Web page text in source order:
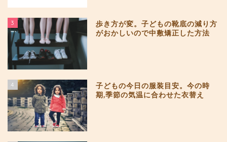
3
歩き方が変。子どもの靴底の減り方
がおかしいので中敷矯正した方法
4
子どもの今日の服装目安。今の時
期,季節の気温に合わせた衣替え